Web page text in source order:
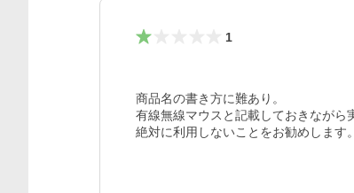
1
商品名の書き方に難あり。
有線無線マウスと記載しておきながら
絶対に利用しないことをお勧めします。